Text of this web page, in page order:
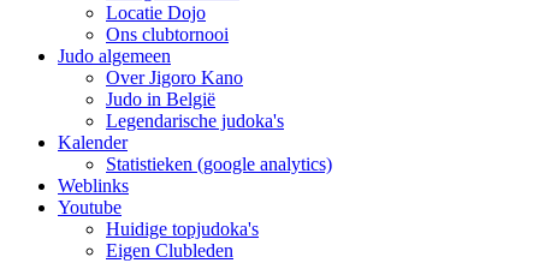
Locatie Dojo
Ons clubtornooi
Judo algemeen
Over Jigoro Kano
Judo in België
Legendarische judoka's
Kalender
Statistieken (google analytics)
Weblinks
Youtube
Huidige topjudoka's
Eigen Clubleden